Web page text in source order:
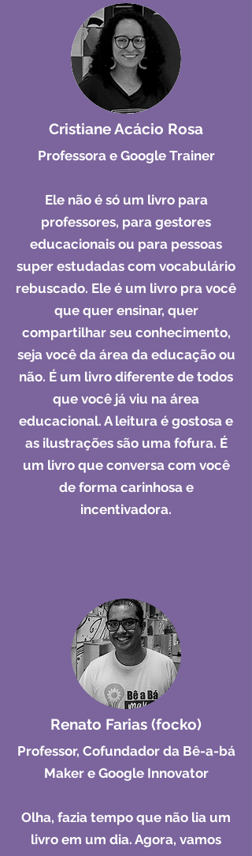
Cristiane Acácio Rosa
Professora e Google Trainer​
Ele não é só um livro para
professores, para gestores
educacionais ou para pessoas
super estudadas com vocabulário
rebuscado. Ele é um livro pra você
que quer ensinar, quer
compartilhar seu conhecimento,
seja você da área da educação ou
não. É um livro diferente de todos
que você já viu na área
educacional. A leitura é gostosa e
as ilustrações são uma fofura. É
um livro que conversa com você
de forma carinhosa e
incentivadora.
Renato Farias (focko)
Professor, Cofundador da Bê-a-bá
Maker e Google Innovator
Olha, fazia tempo que não lia um
livro em um dia. Agora, vamos